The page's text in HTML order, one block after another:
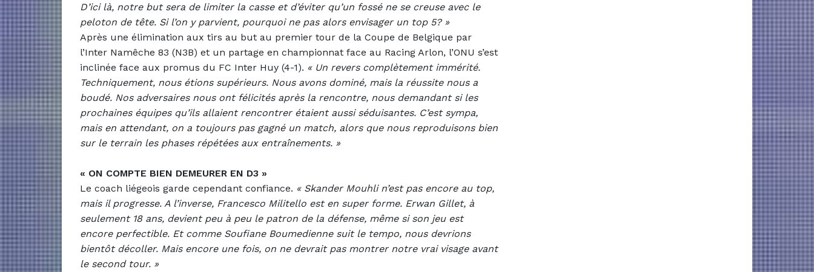
D’ici là, notre but sera de limiter la casse et d’éviter qu’un fossé ne se creuse avec le
peloton de tête. Si l’on y parvient, pourquoi ne pas alors envisager un top 5? »
Après une élimination aux tirs au but au premier tour de la Coupe de Belgique par
l’Inter Namêche 83 (N3B) et un partage en championnat face au Racing Arlon, l’ONU s’est
inclinée face aux promus du FC Inter Huy (4-1). « Un revers complètement immérité.
Techniquement, nous étions supérieurs. Nous avons dominé, mais la réussite nous a
boudé. Nos adversaires nous ont félicités après la rencontre, nous demandant si les
prochaines équipes qu’ils allaient rencontrer étaient aussi séduisantes. C’est sympa,
mais en attendant, on a toujours pas gagné un match, alors que nous reproduisons bien
sur le terrain les phases répétées aux entraînements. »
« ON COMPTE BIEN DEMEURER EN D3 »
Le coach liégeois garde cependant confiance. « Skander Mouhli n’est pas encore au top,
mais il progresse. A l’inverse, Francesco Militello est en super forme. Erwan Gillet, à
seulement 18 ans, devient peu à peu le patron de la défense, même si son jeu est
encore perfectible. Et comme Soufiane Boumedienne suit le tempo, nous devrions
bientôt décoller. Mais encore une fois, on ne devrait pas montrer notre vrai visage avant
le second tour. »